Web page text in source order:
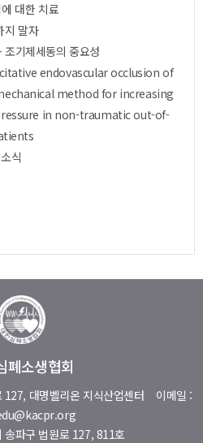
대한 치료
지 말자
기제세동의 중요성
endovascular occlusion of
method for increasing
in non-traumatic out-of-
식
폐소생협회
127, 대명벨리온 지식산업센터 이메일 :
송파구 법원로 127, 811호